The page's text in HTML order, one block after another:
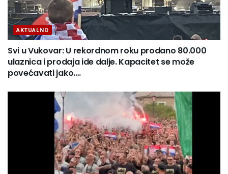
AKTUALNO
Svi u Vukovar: U rekordnom roku prodano 80.000
ulaznica i prodaja ide dalje. Kapacitet se može
povećavati jako….